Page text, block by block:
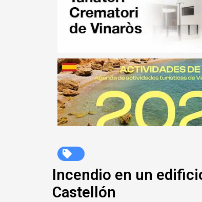
Incendio en un
Castellón